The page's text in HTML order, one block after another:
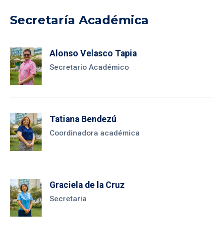
Secretaría Académica
Alonso Velasco Tapia
Secretario Académico
Tatiana Bendezú
Coordinadora académica
Graciela de la Cruz
Secretaria